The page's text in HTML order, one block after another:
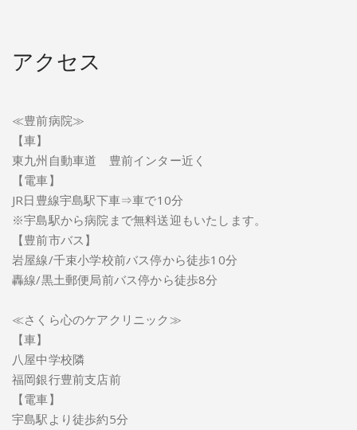
アクセス
≪豊前病院≫
【車】
東九州自動車道 豊前インター近く
【電車】
JR日豊線宇島駅下車⇒車で10分
※宇島駅から病院まで無料送迎もいたします。
【豊前市バス】
岩屋線/千束小学校前バス停から徒歩10分
轟線/黒土郵便局前バス停から徒歩8分
≪さくら心のケアクリニック≫
【車】
八屋中学校隣
福岡銀行豊前支店前
【電車】
宇島駅より徒歩約5分